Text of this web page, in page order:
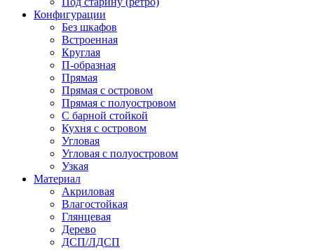
Конфигурации
Без шкафов
Встроенная
Круглая
П-образная
Прямая
Прямая с островом
Прямая с полуостровом
С барной стойкой
Кухня с островом
Угловая
Угловая с полуостровом
Узкая
Материал
Акриловая
Влагостойкая
Глянцевая
Дерево
ДСП/ЛДСП